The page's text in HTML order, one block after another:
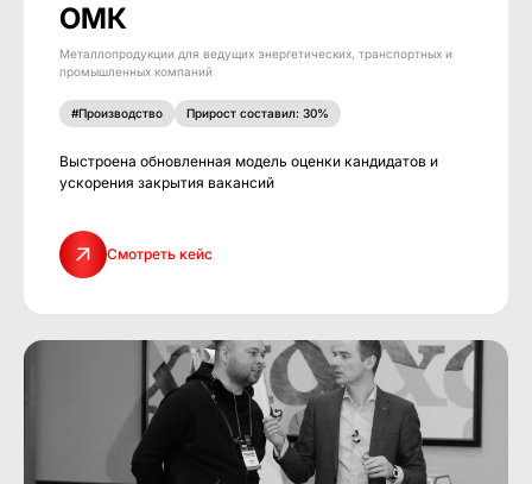
ОМК
Металлопродукции для ведущих энергетических, транспортных и
промышленных компаний
#Производство Прирост составил: 30%
Выстроена обновленная модель оценки кандидатов и
ускорения закрытия вакансий
Смотреть кейс